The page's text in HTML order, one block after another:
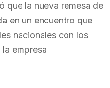
que la nueva remesa de
en un encuentro que
nacionales con los
empresa